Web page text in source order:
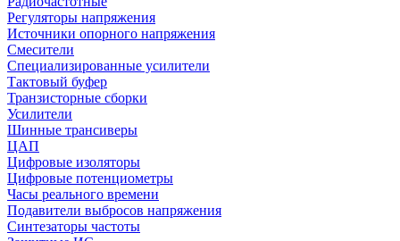
Регуляторы напряжения
Источники опорного напряжения
Смесители
Специализированные усилители
Тактовый буфер
Транзисторные сборки
Усилители
Шинные трансиверы
ЦАП
Цифровые изоляторы
Цифровые потенциометры
Часы реального времени
Подавители выбросов напряжения
Синтезаторы частоты